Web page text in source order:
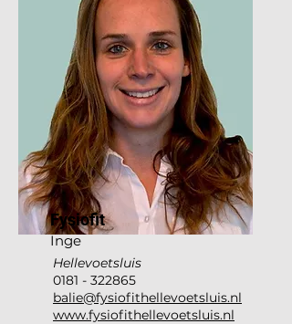
Fysiofit
Inge
Hellevoetsluis
0181 - 322865
balie@fysiofithellevoetsluis.nl
www.fysiofithellevoetsluis.nl